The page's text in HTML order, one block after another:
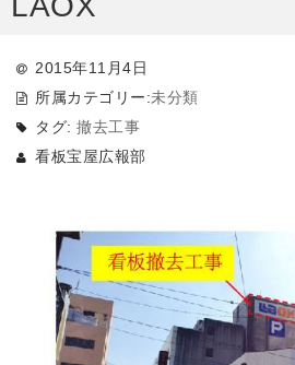
2015年11月4日
所属カテゴリー:未分類
タグ:撤去工事
看板宝屋広報部